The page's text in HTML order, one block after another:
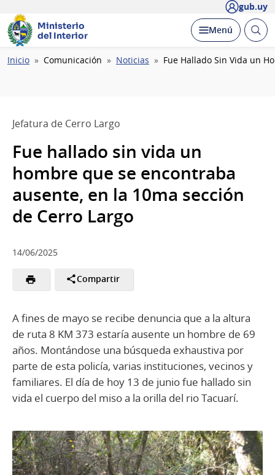
gub.uy
Ministerio
del Interior
Desplegar
Menú Abrir
Ruta
Inicio Comunicación Noticias Fue Hallado Sin Vida un
Jefatura de Cerro Largo
Fue hallado sin vida un
hombre que se encontraba
ausente, en la 10ma sección
de Cerro Largo
14/06/2025
Compartir
A fines de mayo se recibe denuncia que a la altura
de ruta 8 KM 373 estaría ausente un hombre de 69
años. Montándose una búsqueda exhaustiva por
parte de esta policía, varias instituciones, vecinos y
familiares. El día de hoy 13 de junio fue hallado sin
vida el cuerpo del miso a la orilla del rio Tacuarí.